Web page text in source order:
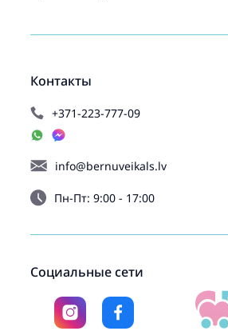
Контакты
+371-223-777-09
info@bernuveikals.lv
Пн-Пт: 9:00 - 17:00
Социальные сети